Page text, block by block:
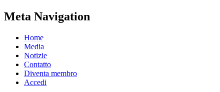
Meta Navigation
Home
Media
Notizie
Contatto
Diventa membro
Accedi